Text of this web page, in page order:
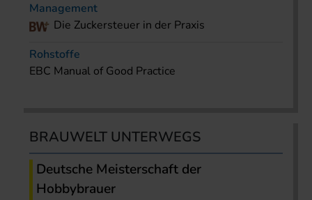
Management
Die Zuckersteuer in der Praxis
Rohstoffe
EBC Manual of Good Practice
BRAUWELT UNTERWEGS
Deutsche Meisterschaft der
Hobbybrauer